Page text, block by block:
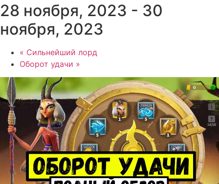
28 ноября, 2023 - 30
ноября, 2023
« Сильнейший лорд
Оборот удачи »